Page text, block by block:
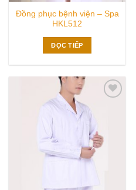
Đồng phục bệnh viện – Spa
HKL512
ĐỌC TIẾP